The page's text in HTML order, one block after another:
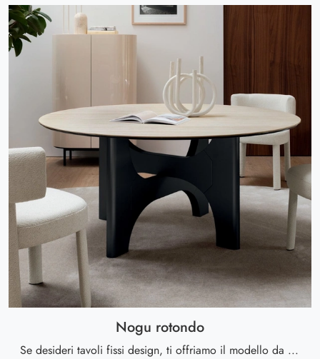
Nogu rotondo
Se desideri tavoli fissi design, ti offriamo il modello da pranzo in ceramica Nogu rotondo dell'azienda Calligaris.